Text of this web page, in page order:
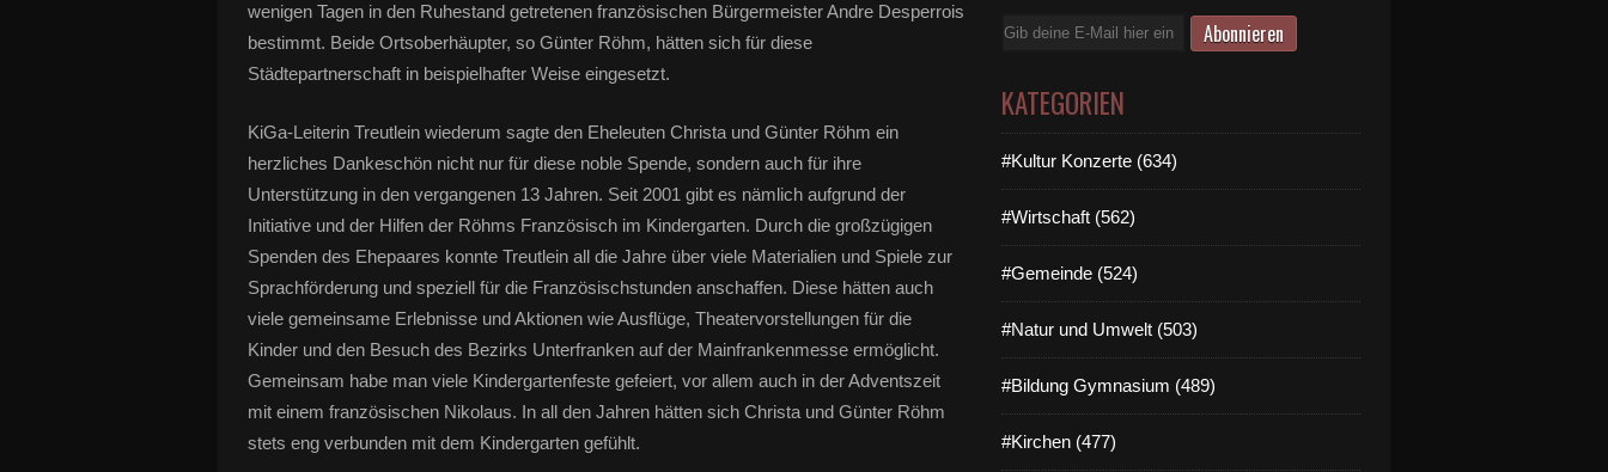
wenigen Tagen in den Ruhestand getretenen französischen Bürgermeister Andre Desperrois
bestimmt. Beide Ortsoberhäupter, so Günter Röhm, hätten sich für diese
Städtepartnerschaft in beispielhafter Weise eingesetzt.
KiGa-Leiterin Treutlein wiederum sagte den Eheleuten Christa und Günter Röhm ein
herzliches Dankeschön nicht nur für diese noble Spende, sondern auch für ihre
Unterstützung in den vergangenen 13 Jahren. Seit 2001 gibt es nämlich aufgrund der
Initiative und der Hilfen der Röhms Französisch im Kindergarten. Durch die großzügigen
Spenden des Ehepaares konnte Treutlein all die Jahre über viele Materialien und Spiele zur
Sprachförderung und speziell für die Französischstunden anschaffen. Diese hätten auch
viele gemeinsame Erlebnisse und Aktionen wie Ausflüge, Theatervorstellungen für die
Kinder und den Besuch des Bezirks Unterfranken auf der Mainfrankenmesse ermöglicht.
Gemeinsam habe man viele Kindergartenfeste gefeiert, vor allem auch in der Adventszeit
mit einem französischen Nikolaus. In all den Jahren hätten sich Christa und Günter Röhm
stets eng verbunden mit dem Kindergarten gefühlt.
E-
KATEGORIEN
#Kultur Konzerte (634)
#Wirtschaft (562)
#Gemeinde (524)
#Natur und Umwelt (503)
#Bildung Gymnasium (489)
#Kirchen (477)